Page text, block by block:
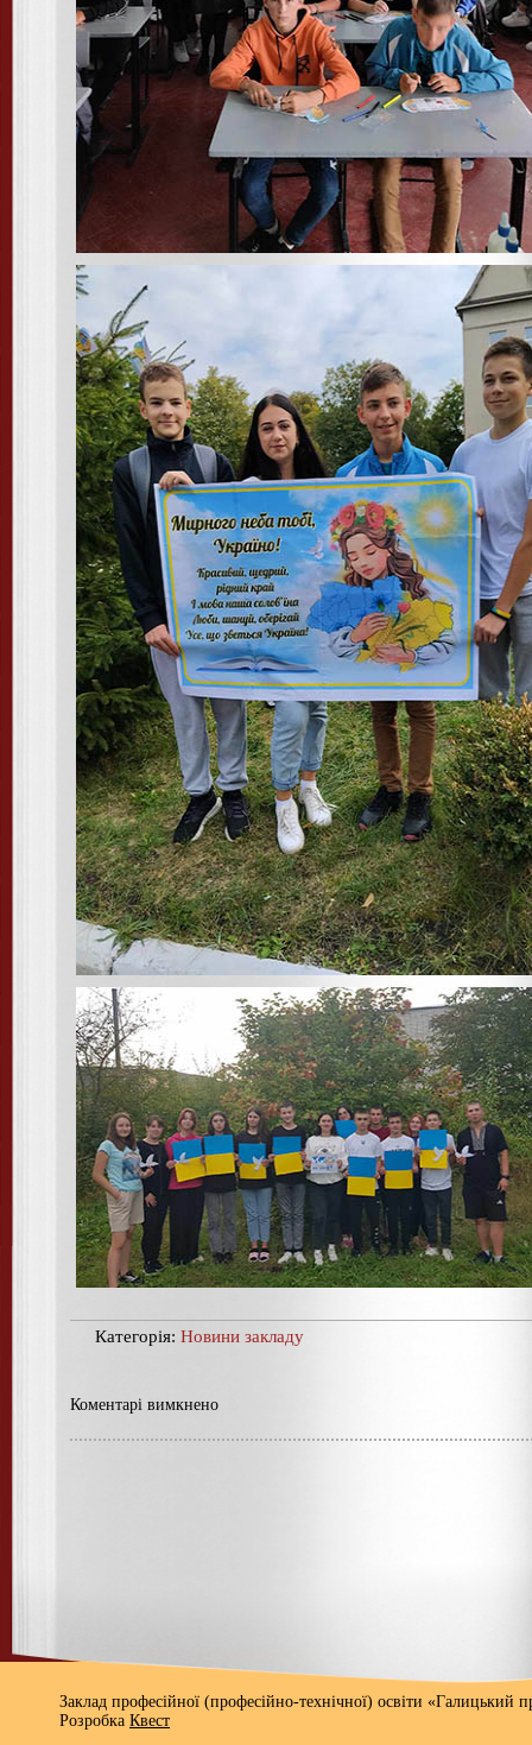
Категорія: Новини закладу
Коментарі вимкнено
Заклад професійної (професійно-технічної) освіти
Розробка Квест